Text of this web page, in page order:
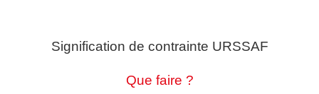
Signification de contrainte URSSAF
Que faire ?